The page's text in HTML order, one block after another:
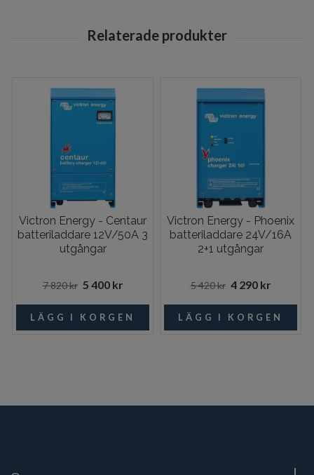
Victron Energy - Centaur
batteriladdare 12V/50A 3
utgångar
7 820 kr 5 400 kr
Victron Energy - Phoenix
batteriladdare 24V/16A
2+1 utgångar
5 420 kr 4 290 kr